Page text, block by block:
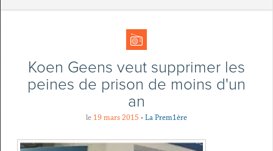
Koen Geens veut supprimer les
peines de prison de moins d'un
an
le19 mars 2015 •La Prem1ère